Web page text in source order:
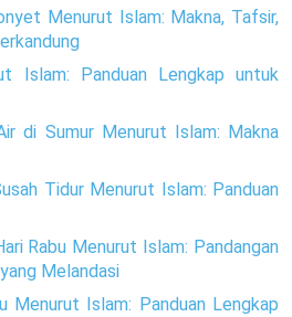
Menurut Islam: Makna, Tafsir,
Islam: Panduan Lengkap untuk
di Sumur Menurut Islam: Makna
Tidur Menurut Islam: Panduan
Rabu Menurut Islam: Pandangan
Melandasi
Menurut Islam: Panduan Lengkap